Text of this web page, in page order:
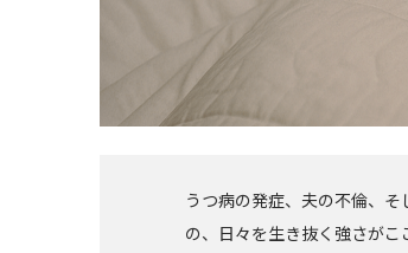
うつ病の発症、夫の不倫、
の、日々を生き抜く強さが